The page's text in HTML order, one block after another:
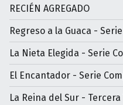
RECIÉN AGREGADO
Regreso a la Guaca -
La Nieta Elegida - Serie
El Encantador - Serie
La Reina del Sur -